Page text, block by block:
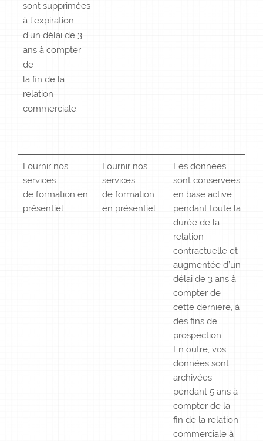
sont supprimées
à l’expiration
d’un délai de 3
ans à compter
de
la fin de la
relation
commerciale.
Fournir nos
services
de formation en
présentiel
Fournir nos
services
de formation
en présentiel
Les données
sont conservées
en base active
pendant toute la
durée de la
relation
contractuelle et
augmentée d’un
délai de 3 ans à
compter de
cette dernière, à
des fins de
prospection.
En outre, vos
données sont
archivées
pendant 5 ans à
compter de la
fin de la relation
commerciale à